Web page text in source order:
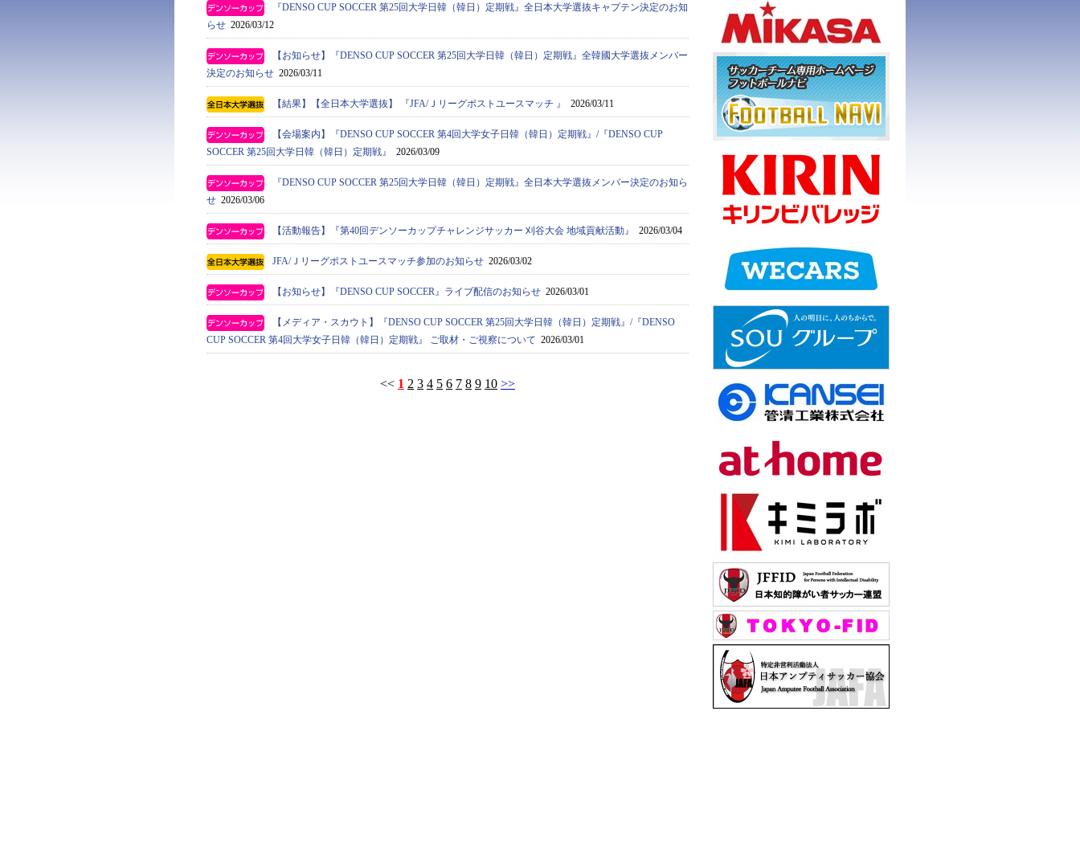
『DENSO CUP SOCCER 第25回大学日韓（韓日）定期戦』全日本大学選抜キャプテン決定のお知
らせ 2026/03/12
【お知らせ】『DENSO CUP SOCCER 第25回大学日韓（韓日）定期戦』全韓國大学選抜メンバー
決定のお知らせ 2026/03/11
【結果】【全日本大学選抜】 『JFA/Ｊリーグポストユースマッチ 』 2026/03/11
【会場案内】『DENSO CUP SOCCER 第4回大学女子日韓（韓日）定期戦』/『DENSO CUP
SOCCER 第25回大学日韓（韓日）定期戦』
2026/03/09
『DENSO CUP SOCCER 第25回大学日韓（韓日）定期戦』全日本大学選抜メンバー決定のお知ら
せ 2026/03/06
【活動報告】『第40回デンソーカップチャレンジサッカー 刈谷大会 地域貢献活動』 2026/03/04
JFA/Ｊリーグポストユースマッチ参加のお知らせ 2026/03/02
【お知らせ】『DENSO CUP SOCCER』ライブ配信のお知らせ 2026/03/01
【メディア・スカウト】『DENSO CUP SOCCER 第25回大学日韓（韓日）定期戦』/『DENSO
CUP SOCCER 第4回大学女子日韓（韓日）定期戦』 ご取材・ご視察について 2026/03/01
<< 1 2 3 4 5 6 7 8 9 10 >>